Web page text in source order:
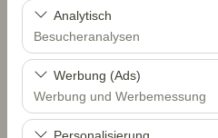
Diese Cookies sind für das
Funktionieren der Website, die
Sitzungsverwaltung und
erforderlich. Sie können nicht
Analytisch
Besucheranalysen
Diese Cookies ermöglichen es
unsere Website genutzt wird
meistbesuchte Seiten,
werden verwendet, um die
Werbung (Ads)
Werbung und Werbemessung
Diese Cookies ermöglichen es
Eine andere Rückgabestation
Abholdatum & Zeit